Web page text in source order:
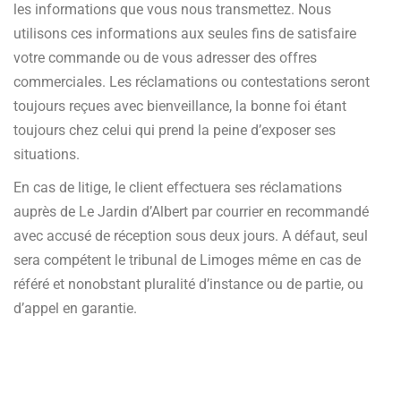
les informations que vous nous transmettez. Nous
utilisons ces informations aux seules fins de satisfaire
votre commande ou de vous adresser des offres
commerciales. Les réclamations ou contestations seront
toujours reçues avec bienveillance, la bonne foi étant
toujours chez celui qui prend la peine d’exposer ses
situations.
En cas de litige, le client effectuera ses réclamations
auprès de Le Jardin d’Albert par courrier en recommandé
avec accusé de réception sous deux jours. A défaut, seul
sera compétent le tribunal de Limoges même en cas de
référé et nonobstant pluralité d’instance ou de partie, ou
d’appel en garantie.